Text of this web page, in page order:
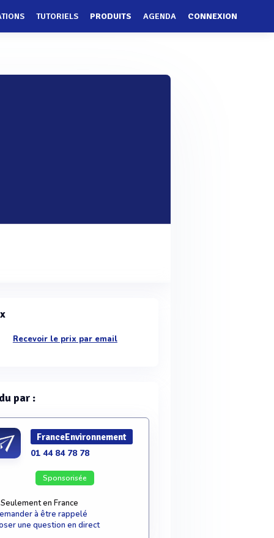
TUTORIELS PRODUITS AGENDA CONNEXION
Recevoir le prix par email
par :
FranceEnvironnement
01 44 84 78 78
Sponsorisée
Seulement en France
à être rappelé
une question en direct